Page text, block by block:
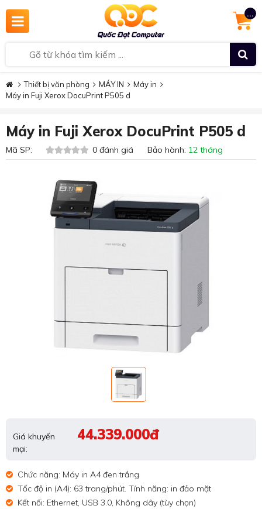
...
Thiết bị văn phòng MÁY IN
Máy in
Máy in Fuji Xerox DocuPrint P505 d
Máy in Fuji Xerox DocuPrint P505 d
Mã SP: 0 đánh giá Bảo hành: 12 tháng
Giá khuyến
mại:
44.339.000đ
Chức năng: Máy in A4 đen trắng
Tốc độ in (A4): 63 trang/phút. Tính năng: in đảo mặt
Kết nối: Ethernet, USB 3.0, Không dây (tùy chọn)